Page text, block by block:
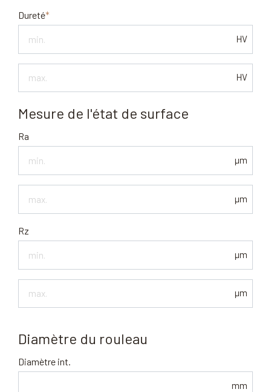
Dureté
HV
max.
HV
Mesure de l'état de surface
Ra
µm
max
µm
Rz
µm
max.
µm
Diamètre du rouleau
Diamètre int.
mm